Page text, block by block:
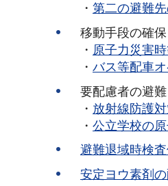
・ 第二の避難
移動手段の確保
・ 原子力災害
・ バス等配車
要配慮者の避難
・ 放射線防護
・ 公立学校の
避難退域時検査
安定ヨウ素剤